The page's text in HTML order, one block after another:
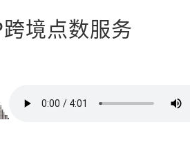
境点数服务